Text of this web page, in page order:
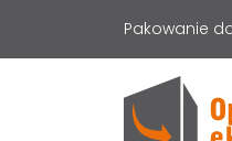
Pakowanie